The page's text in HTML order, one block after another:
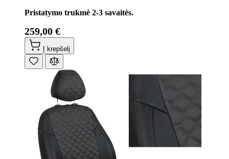
Pristatymo trukmė 2-3 savaitės.
259,00 €
Į krepšelį